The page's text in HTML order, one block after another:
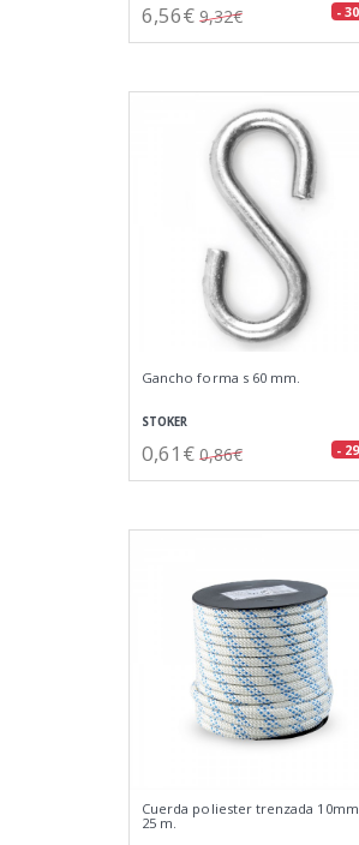
6,56€ 9,32€ -
Gancho forma s 60 mm.
STOKER
0,61€ 0,86€ -
Cuerda poliester trenzada
25 m.